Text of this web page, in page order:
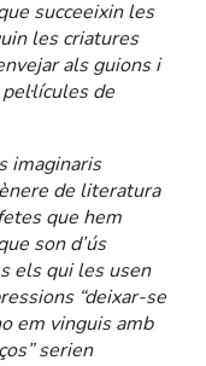
succeeixin les
les criatures
als guions i
de
imaginaris
de literatura
que hem
son d’ús
els qui les usen
“deixar-se
em vinguis amb
serien